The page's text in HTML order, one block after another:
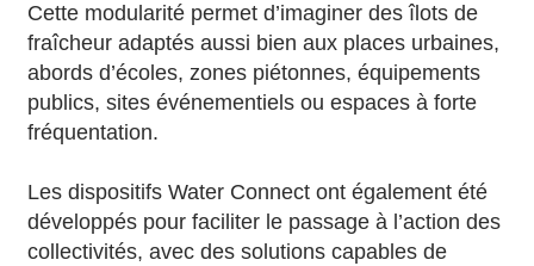
Cette modularité permet d’imaginer des îlots de
fraîcheur adaptés aussi bien aux places urbaines,
abords d’écoles, zones piétonnes, équipements
publics, sites événementiels ou espaces à forte
fréquentation.
Les dispositifs Water Connect ont également été
développés pour faciliter le passage à l’action des
collectivités, avec des solutions capables de